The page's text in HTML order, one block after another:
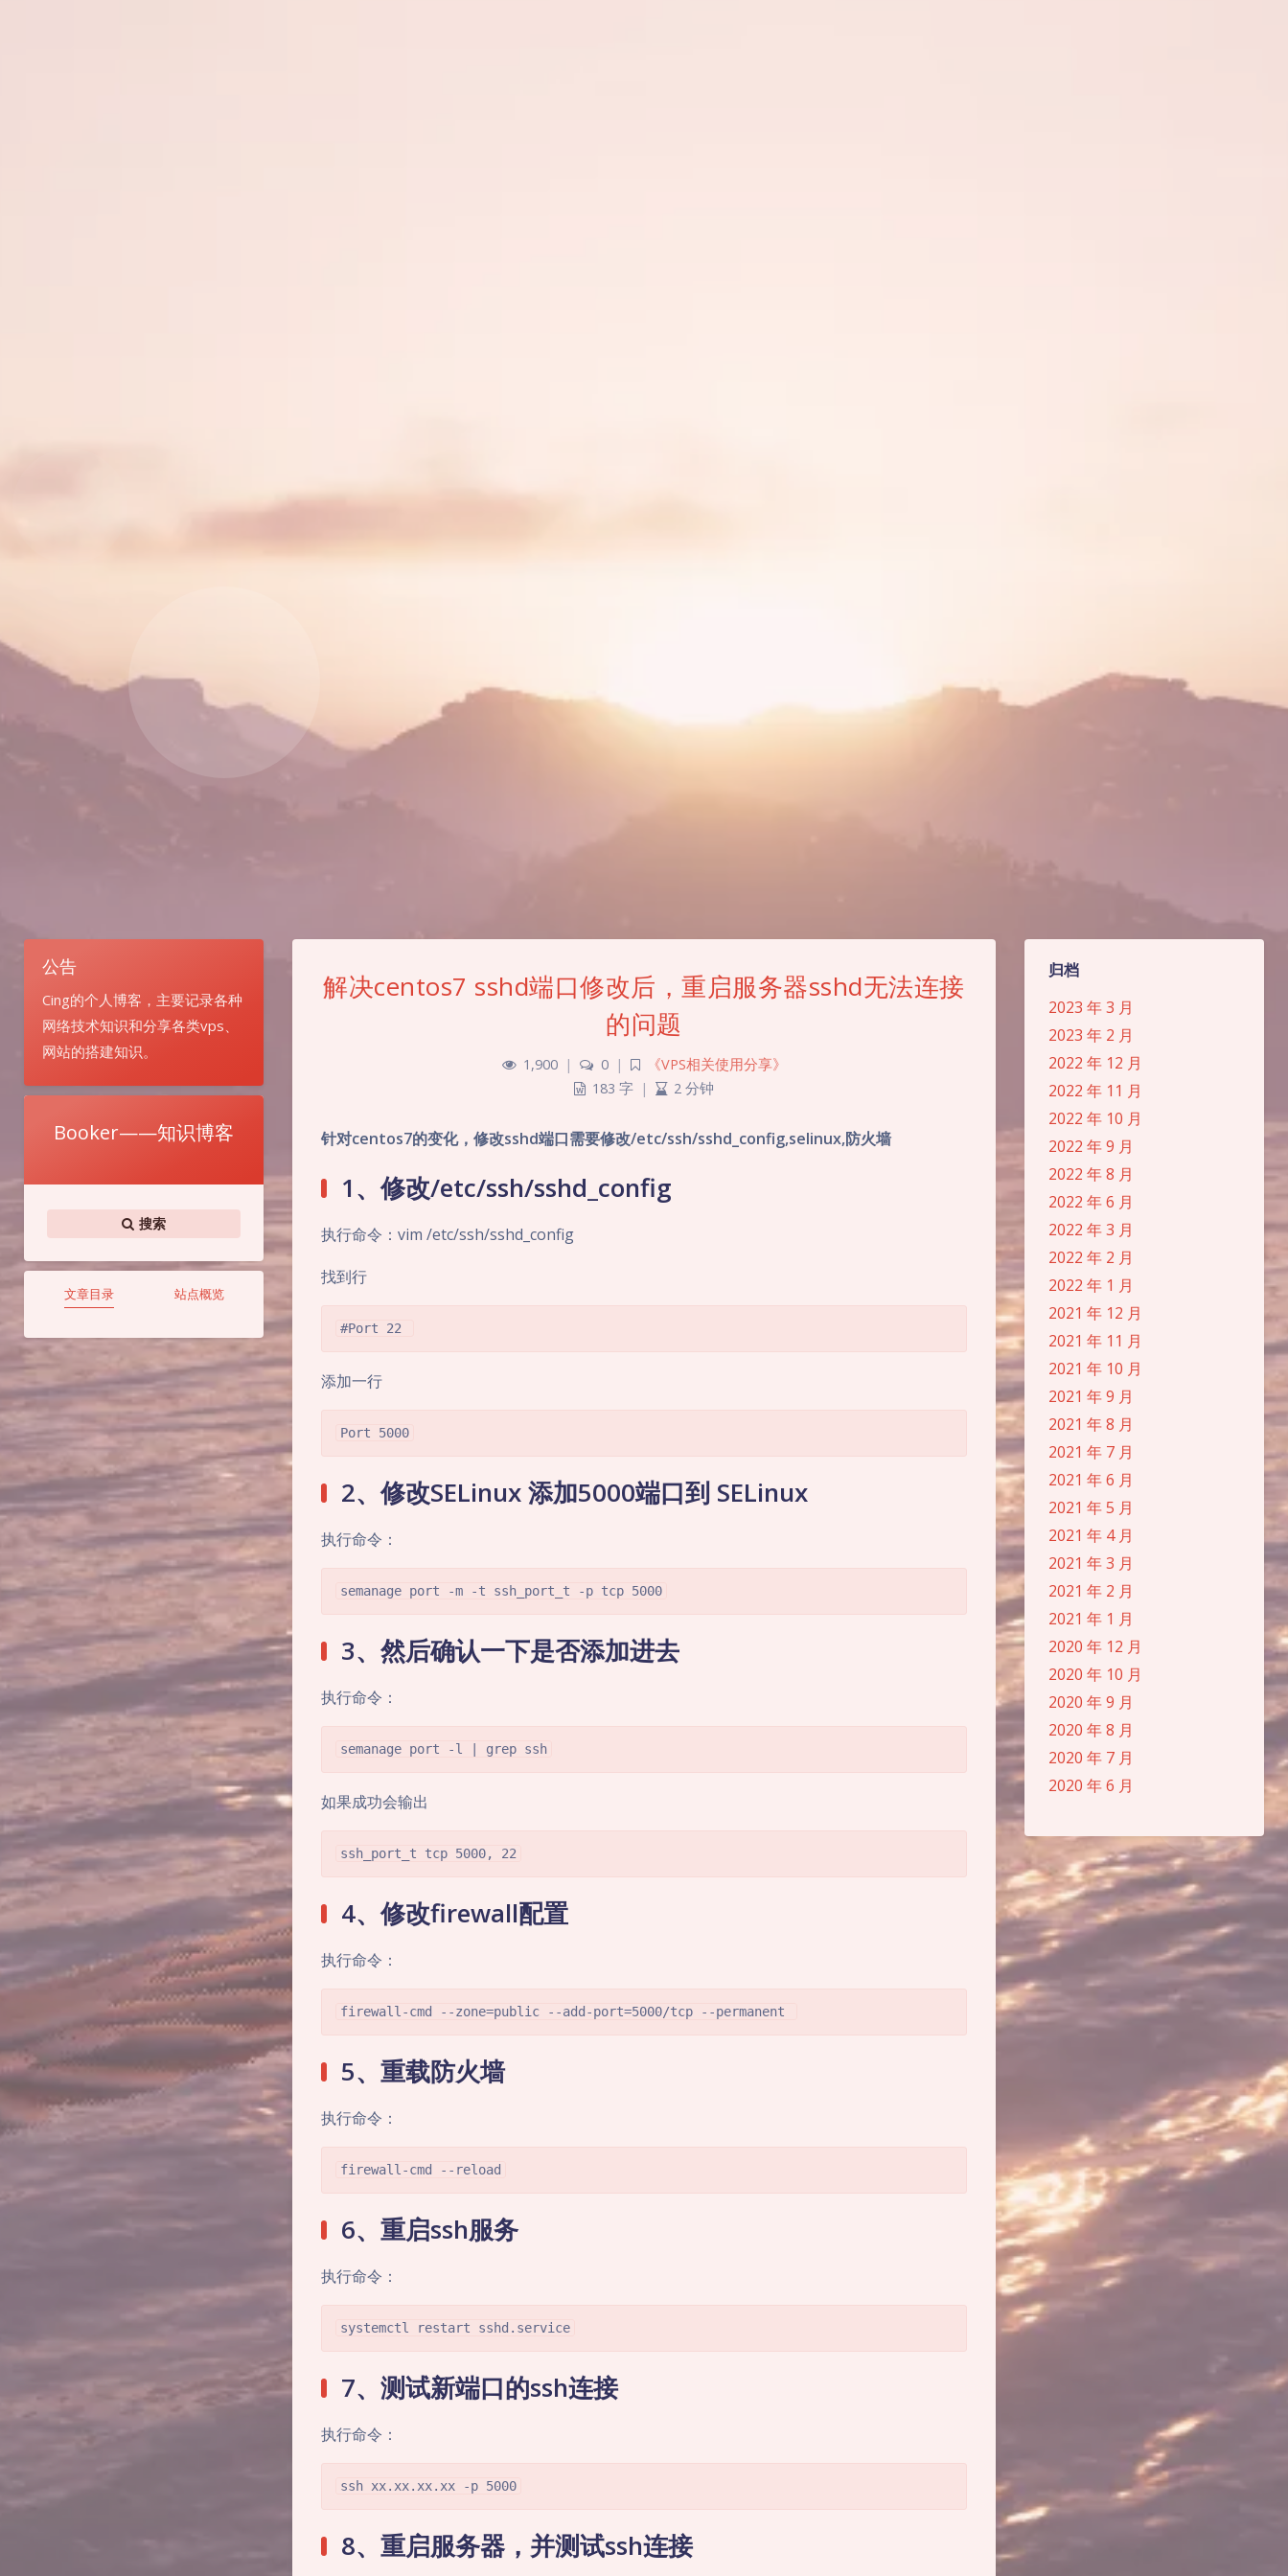
Serif
公告
Cing的个人博客，主要记录各种
网络技术知识和分享各类vps、
网站的搭建知识。
Booker——知识博客
搜索
文章目录 站点概览
归档
2023 年 3 月
2023 年 2 月
2022 年 12 月
2022 年 11 月
2022 年 10 月
2022 年 9 月
2022 年 8 月
2022 年 6 月
2022 年 3 月
2022 年 2 月
2022 年 1 月
2021 年 12 月
2021 年 11 月
2021 年 10 月
2021 年 9 月
2021 年 8 月
2021 年 7 月
2021 年 6 月
2021 年 5 月
2021 年 4 月
2021 年 3 月
2021 年 2 月
2021 年 1 月
2020 年 12 月
2020 年 10 月
2020 年 9 月
2020 年 8 月
2020 年 7 月
2020 年 6 月
解决centos7 sshd端口修改后，重启服务器sshd无法连接
的问题
1,900 | 0 |
《VPS相关使用分享》
183 字 | 2 分钟
针对centos7的变化，修改sshd端口需要修改/etc/ssh/sshd_config,selinux,防火墙
1、修改/etc/ssh/sshd_config
执行命令：vim /etc/ssh/sshd_config
找到行
#Port 22
添加一行
Port 5000
2、修改SELinux 添加5000端口到 SELinux
执行命令：
semanage port -m -t ssh_port_t -p tcp 5000
3、然后确认一下是否添加进去
执行命令：
semanage port -l | grep ssh
如果成功会输出
ssh_port_t tcp 5000, 22
4、修改firewall配置
执行命令：
firewall-cmd --zone=public --add-port=5000/tcp --permanent
5、重载防火墙
执行命令：
firewall-cmd --reload
6、重启ssh服务
执行命令：
systemctl restart sshd.service
7、测试新端口的ssh连接
执行命令：
ssh xx.xx.xx.xx -p 5000
8、重启服务器，并测试ssh连接